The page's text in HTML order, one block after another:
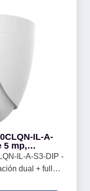
IL-A-
5 mp,
lente de
micrófono
IL-A-S3-DIP -
dual + full
de ir,